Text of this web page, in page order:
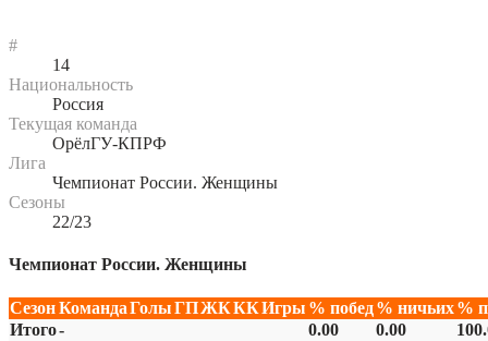
#
14
Национальность
Россия
Текущая команда
ОрёлГУ-КПРФ
Лига
Чемпионат России. Женщины
Сезоны
22/23
Чемпионат России. Женщины
СезонКомандаГолыГПЖКККИгры % побед% ничьих%
Итого- 0.00 0.00